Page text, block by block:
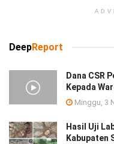
DeepReport
Dana CSR
Kepada
Minggu, 3
Hasil Uji
Kabupaten